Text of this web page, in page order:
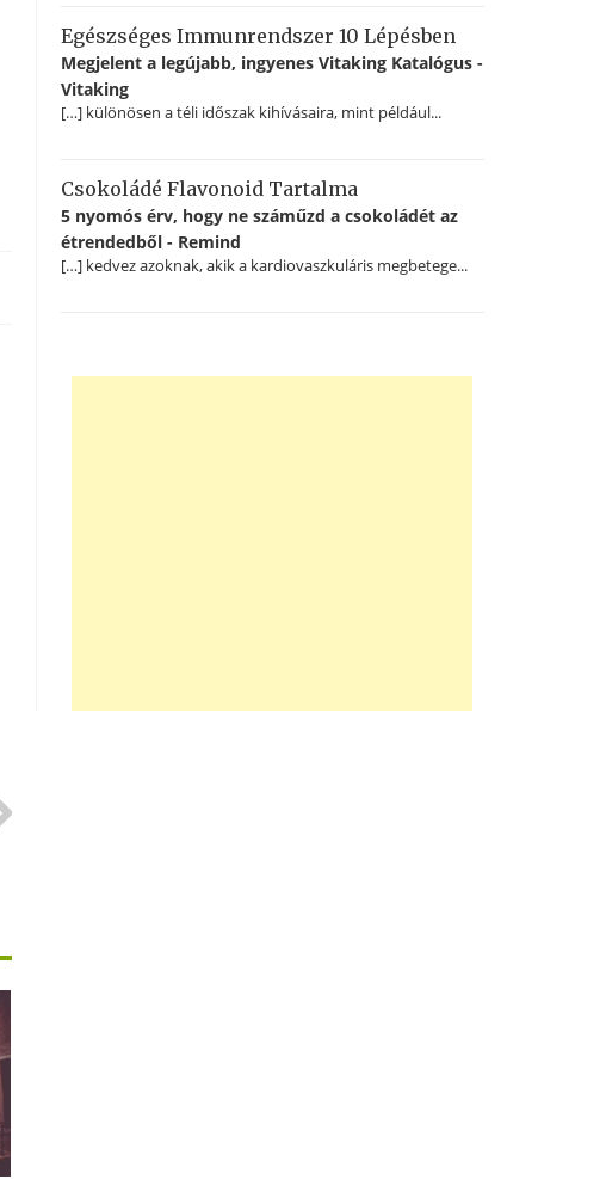
Egészséges Immunrendszer 10 Lépésben
Megjelent a legújabb, ingyenes Vitaking Katalógus -
Vitaking
[…] különösen a téli időszak kihívásaira, mint például...
Csokoládé Flavonoid Tartalma
5 nyomós érv, hogy ne száműzd a csokoládét az
étrendedből - Remind
[…] kedvez azoknak, akik a kardiovaszkuláris megbetege...